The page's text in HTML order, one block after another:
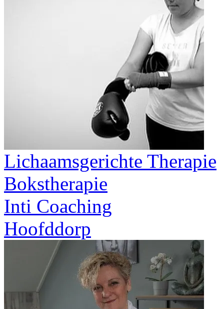
Lichaamsgerichte Therapie
Bokstherapie
Inti Coaching
Hoofddorp